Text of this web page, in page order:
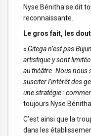
Nyse Bénitha se dit
reconnaissante.
Le gros fait, les
« Gitega n’est pas
artistique y sont
au théâtre. Nous
susciter l’intérêt des
une stratégie :
toujours Nyse Bénitha.
C’est ainsi que la
dans les